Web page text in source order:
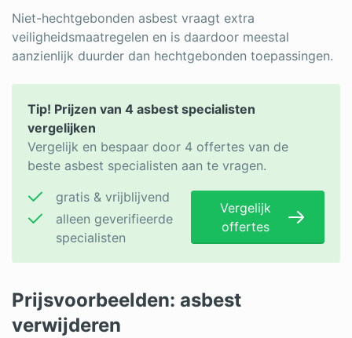
Niet-hechtgebonden asbest vraagt extra
veiligheidsmaatregelen en is daardoor meestal
aanzienlijk duurder dan hechtgebonden toepassingen.
Tip! Prijzen van 4 asbest specialisten
vergelijken
Vergelijk en bespaar door 4 offertes van de
beste asbest specialisten aan te vragen.
gratis & vrijblijvend
alleen geverifieerde
specialisten
Vergelijk
offertes
Prijsvoorbeelden: asbest
verwijderen